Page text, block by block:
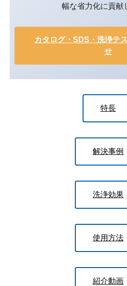
幅な省力化に貢献
カタログ・SDS・洗浄テ
せ
特長
解決事例
洗浄効果
使用方法
紹介動画